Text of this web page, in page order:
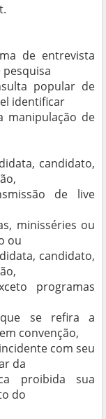
de entrevista
popular de
identificar
manipulação de
candidato,
de live
minisséries ou
ou
candidato,
programas
se refira a
convenção,
com seu
da
proibida sua
do